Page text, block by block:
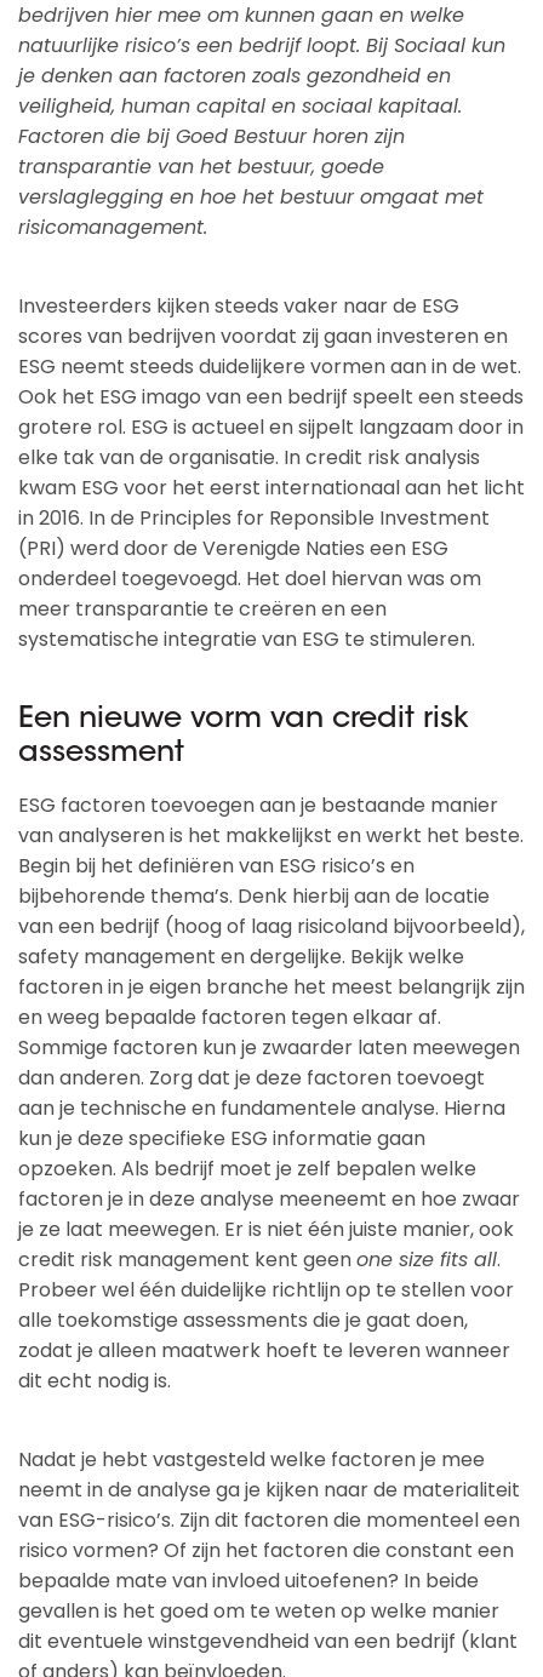
bedrijven hier mee om kunnen gaan en welke
natuurlijke risico’s een bedrijf loopt. Bij Sociaal kun
je denken aan factoren zoals gezondheid en
veiligheid, human capital en sociaal kapitaal.
Factoren die bij Goed Bestuur horen zijn
transparantie van het bestuur, goede
verslaglegging en hoe het bestuur omgaat met
risicomanagement.
Investeerders kijken steeds vaker naar de ESG
scores van bedrijven voordat zij gaan investeren en
ESG neemt steeds duidelijkere vormen aan in de wet.
Ook het ESG imago van een bedrijf speelt een steeds
grotere rol. ESG is actueel en sijpelt langzaam door in
elke tak van de organisatie. In credit risk analysis
kwam ESG voor het eerst internationaal aan het licht
in 2016. In de Principles for Reponsible Investment
(PRI) werd door de Verenigde Naties een ESG
onderdeel toegevoegd. Het doel hiervan was om
meer transparantie te creëren en een
systematische integratie van ESG te stimuleren.
Een nieuwe vorm van credit risk
assessment
ESG factoren toevoegen aan je bestaande manier
van analyseren is het makkelijkst en werkt het beste.
Begin bij het definiëren van ESG risico’s en
bijbehorende thema’s. Denk hierbij aan de locatie
van een bedrijf (hoog of laag risicoland bijvoorbeeld),
safety management en dergelijke. Bekijk welke
factoren in je eigen branche het meest belangrijk zijn
en weeg bepaalde factoren tegen elkaar af.
Sommige factoren kun je zwaarder laten meewegen
dan anderen. Zorg dat je deze factoren toevoegt
aan je technische en fundamentele analyse. Hierna
kun je deze specifieke ESG informatie gaan
opzoeken. Als bedrijf moet je zelf bepalen welke
factoren je in deze analyse meeneemt en hoe zwaar
je ze laat meewegen. Er is niet één juiste manier, ook
credit risk management kent geenone size fits all.
Probeer wel één duidelijke richtlijn op te stellen voor
alle toekomstige assessments die je gaat doen,
zodat je alleen maatwerk hoeft te leveren wanneer
dit echt nodig is.
Nadat je hebt vastgesteld welke factoren je mee
neemt in de analyse ga je kijken naar de materialiteit
van ESG-risico’s. Zijn dit factoren die momenteel een
risico vormen? Of zijn het factoren die constant een
bepaalde mate van invloed uitoefenen? In beide
gevallen is het goed om te weten op welke manier
dit eventuele winstgevendheid van een bedrijf (klant